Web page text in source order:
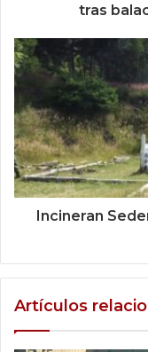
tras
Incineran
Artículos